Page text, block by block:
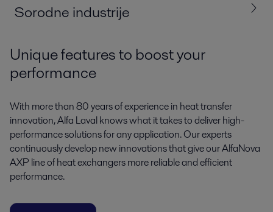
Sorodne industrije
Vse Hladilništvo in hlajenje
Unique features to boost your
performance
With more than 80 years of experience in heat transfer
innovation, Alfa Laval knows what it takes to deliver high-
performance solutions for any application. Our experts
continuously develop new innovations that give our AlfaNova
AXP line of heat exchangers more reliable and efficient
performance.